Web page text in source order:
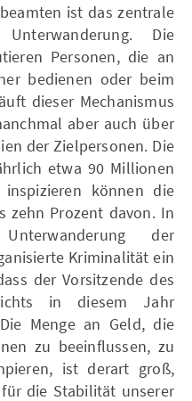
ist das zentrale
Die
Personen, die an
bedienen oder beim
dieser Mechanismus
aber auch über
der Zielpersonen. Die
etwa 90 Millionen
können die
zehn Prozent davon. In
der
Kriminalität ein
der Vorsitzende des
in diesem Jahr
Menge an Geld, die
zu beeinflussen, zu
ist derart groß,
die Stabilität unserer